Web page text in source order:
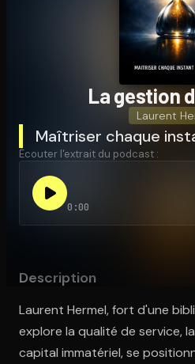
La gestion
Laurent
Maîtriser chaque
Écouter l'extrait du podcast :
0:00
Description
Laurent Hermel, fort d'une
explore la qualité de service,
capital immatériel, se